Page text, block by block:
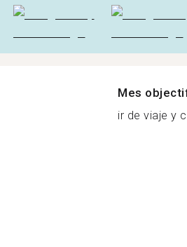
Mes
ir de viaje y